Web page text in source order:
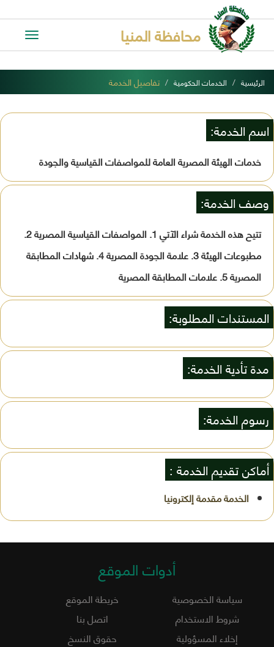
Toggle
محافظة المنيا
الرئيسية الخدمات الحكومية تفاصيل الخدمة
اسم الخدمة:
خدمات الهيئة المصرية العامة للمواصفات القياسية والجودة
وصف الخدمة:
تتيح هذه الخدمة شراء الآتي 1. المواصفات القياسية المصرية 2.
مطبوعات الهيئة 3. علامة الجودة المصرية 4. شهادات المطابقة
المصرية 5. علامات المطابقة المصرية
المستندات المطلوبة:
مدة تأدية الخدمة:
رسوم الخدمة:
أماكن تقديم الخدمة :
أدوات الموقع
سياسة الخصوصية
خريطة الموقع
شروط الاستخدام
اتصل بنا
إخلاء المسؤولية
حقوق النسخ